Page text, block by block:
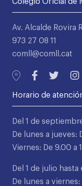
Av. Alcalde Rovira
973 27 08 11
comll@comll.cat
Horario de
Del 1 de
De lunes a jueves:
Viernes: De 9.00 a
Del 1 de julio hasta
De lunes a